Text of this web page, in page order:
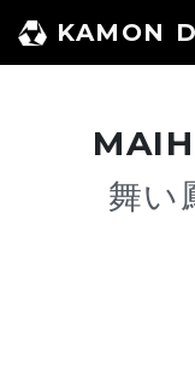
ン
KAMON
舞い